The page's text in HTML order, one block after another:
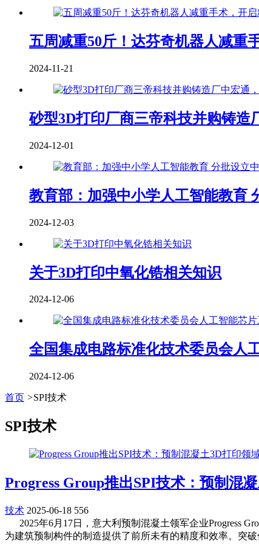
五周减重50斤！达芬奇机器人减重
2024-11-21
砂型3D打印厂商三帝科技并购铸造
2024-12-01
教育部：加强中小学人工智能教育
2024-12-03
关于3D打印中氧化锆相关知识
2024-12-06
全国集成电路标准化技术委员会人
2024-12-06
首页 >SPI技术
SPI技术
Progress Group推出SPI技术：预制混
技术 2025-06-18 556
2025年6月17日，意大利预制混凝土领军企业Progress
为建筑预制构件的制造提供了前所未有的精度和效率。